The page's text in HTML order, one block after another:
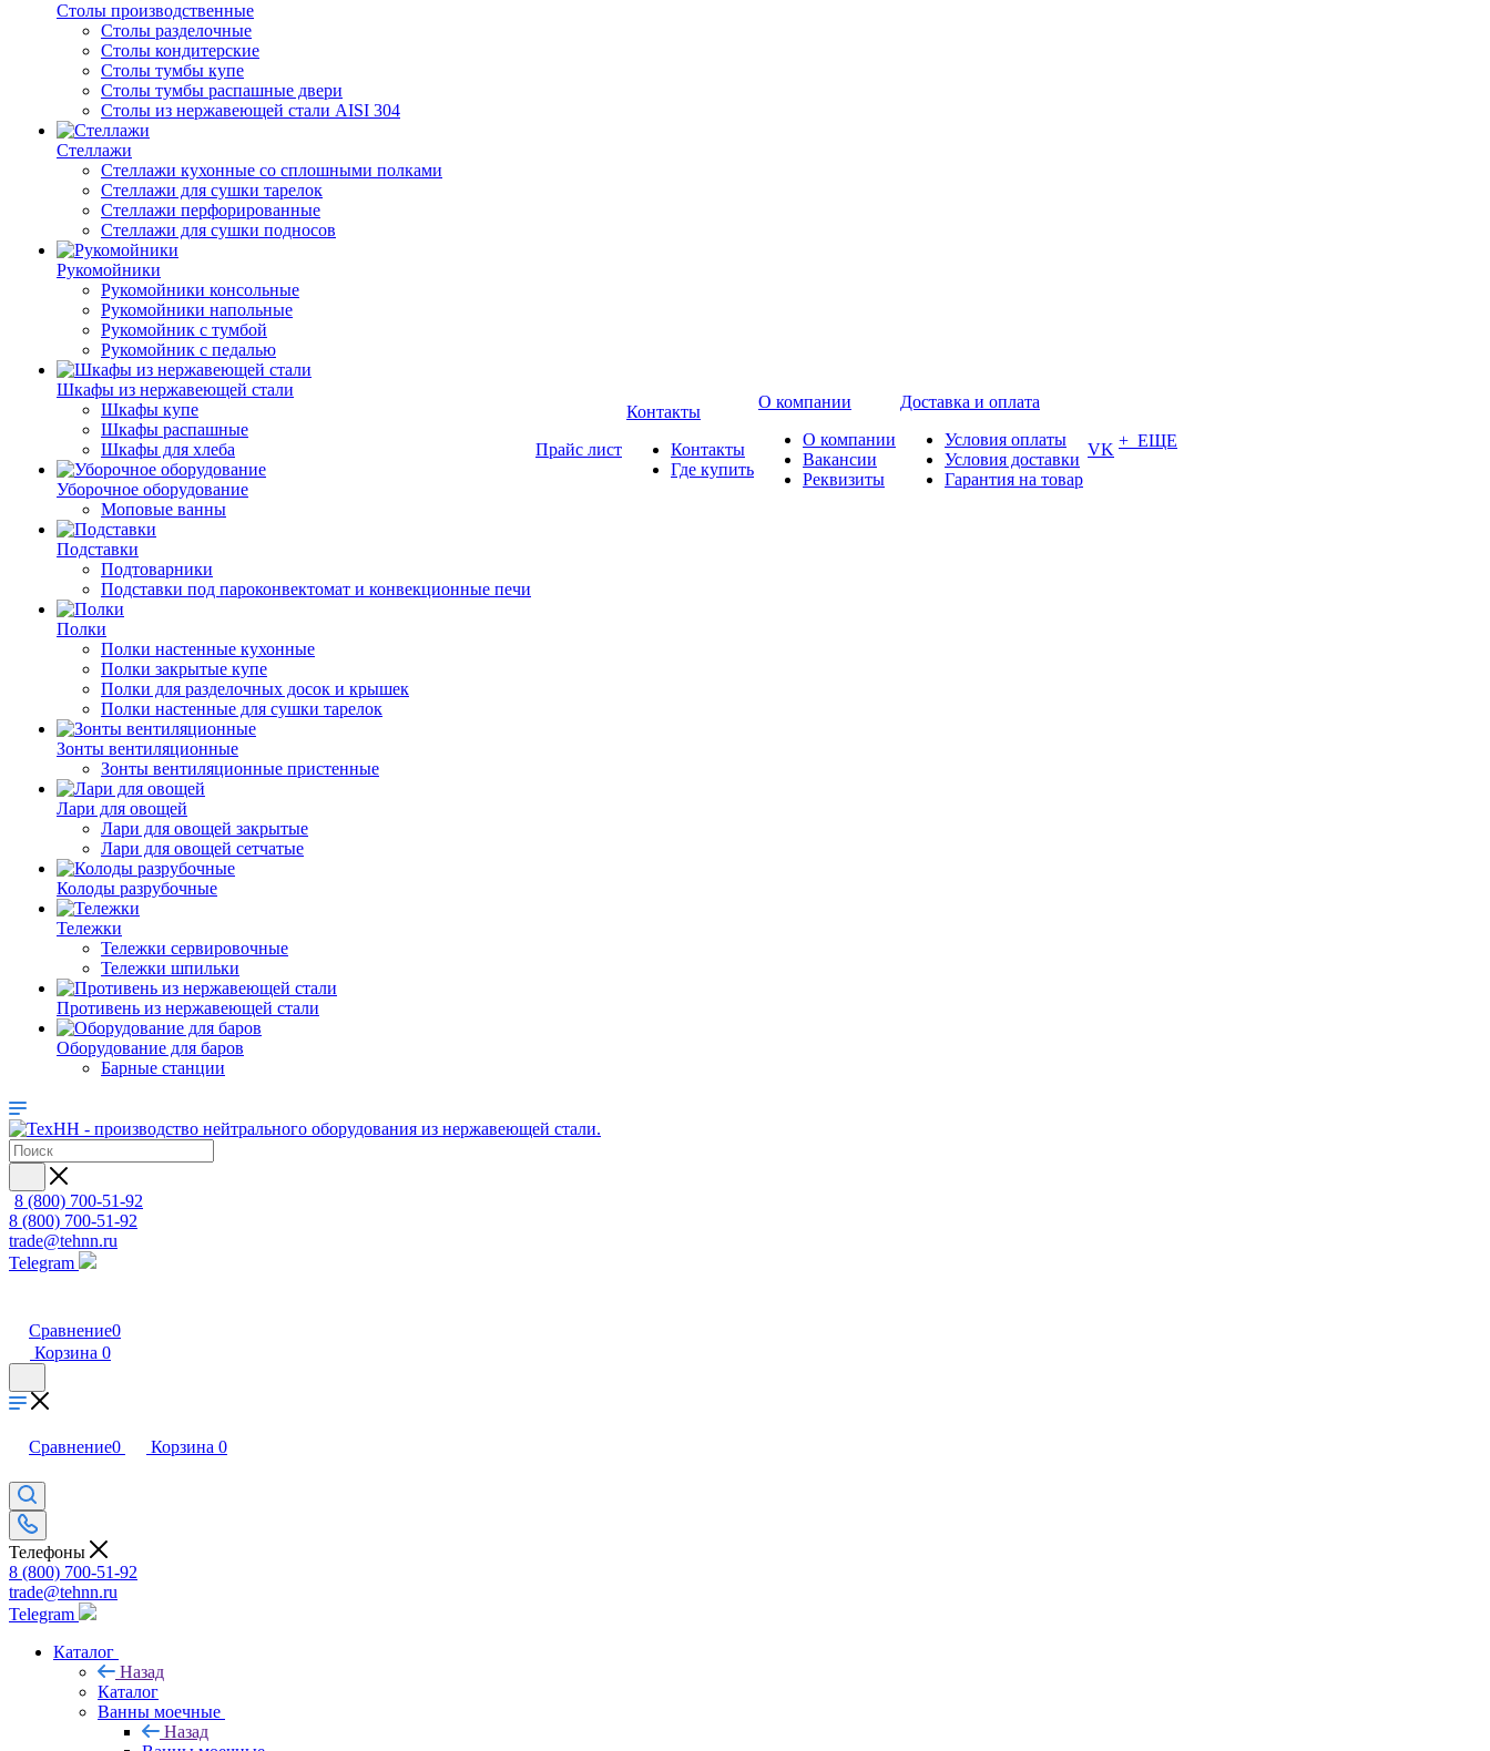
Столы производственные
Столы разделочные
Столы кондитерские
Столы тумбы купе
Столы тумбы распашные двери
Столы из нержавеющей стали AISI 304
Стеллажи
Стеллажи кухонные со сплошными полками
Стеллажи для сушки тарелок
Стеллажи перфорированные
Стеллажи для сушки подносов
Рукомойники
Рукомойники консольные
Рукомойники напольные
Рукомойник с тумбой
Рукомойник с педалью
Шкафы из нержавеющей стали
Шкафы купе
Шкафы распашные
Шкафы для хлеба
Уборочное оборудование
Моповые ванны
Подставки
Подтоварники
Подставки под пароконвектомат и конвекционные печи
Полки
Полки настенные кухонные
Полки закрытые купе
Полки для разделочных досок и крышек
Полки настенные для сушки тарелок
Зонты вентиляционные
Зонты вентиляционные пристенные
Лари для овощей
Лари для овощей закрытые
Лари для овощей сетчатые
Колоды разрубочные
Тележки
Тележки сервировочные
Тележки шпильки
Противень из нержавеющей стали
Оборудование для баров
Барные станции
Прайс лист
Контакты
Контакты
Где купить
О компании
О компании
Вакансии
Реквизиты
Доставка и оплата
Условия оплаты
Условия доставки
Гарантия на товар
VK + ЕЩЕ
8 (800) 700-51-92
8 (800) 700-51-92
trade@tehnn.ru
Telegram
Сравнение0
Корзина 0
Сравнение0 Корзина 0
Телефоны
8 (800) 700-51-92
trade@tehnn.ru
Telegram
Каталог
Назад
Каталог
Ванны моечные
Назад